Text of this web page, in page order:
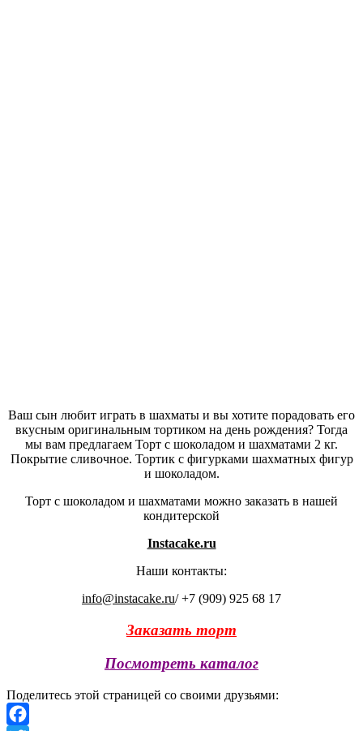
Ваш сын любит играть в шахматы и вы хотите порадовать его
вкусным оригинальным тортиком на день рождения? Тогда
мы вам предлагаем Торт с шоколадом и шахматами 2 кг.
Покрытие сливочное. Тортик с фигурками шахматных фигур
и шоколадом.
Торт с шоколадом и шахматами можно заказать в нашей
кондитерской
Instacake.ru
Наши контакты:
info@instacake.ru/ +7 (909) 925 68 17
Заказать торт
Посмотреть каталог
Поделитесь этой страницей со своими друзьями: